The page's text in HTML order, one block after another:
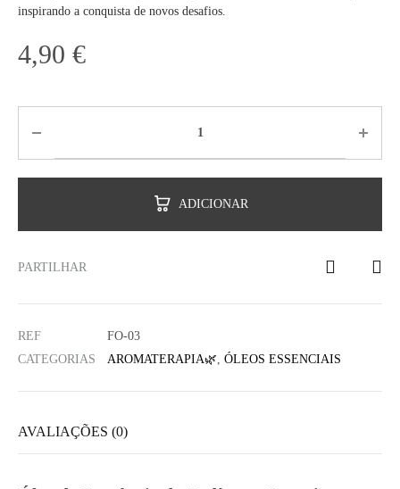
inspirando a conquista de novos desafios.
4,90 €
ADICIONAR
PARTILHAR
REF
FO-03
CATEGORIAS
AROMATERAPIA🌿, ÓLEOS ESSENCIAIS
AVALIAÇÕES (0)